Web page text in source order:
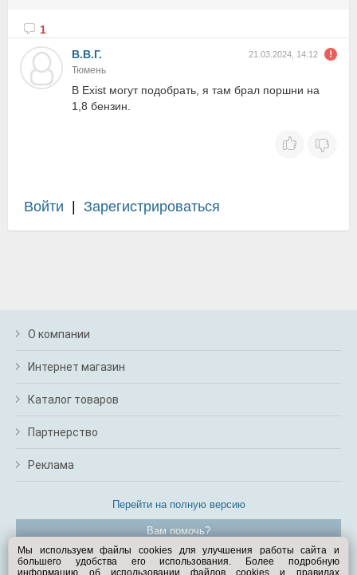
1
В.В.Г.
21.03.2024, 14:12
Тюмень
В Exist могут подобрать, я там брал поршни на
1,8 бензин.
Войти Зарегистрироваться
О компании
Интернет магазин
Каталог товаров
Партнерство
Реклама
Перейти на полную версию
Вам помочь?
© Exist.ru 1998—2026
Мы используем файлы cookies для улучшения работы сайта и
большего удобства его использования. Более подробную
информацию об использовании файлов cookies и правилах